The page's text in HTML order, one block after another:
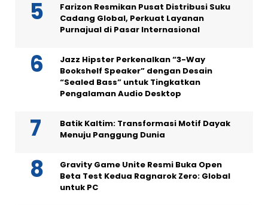
Farizon Resmikan Pusat Distribusi Suku
Cadang Global, Perkuat Layanan
Purnajual di Pasar Internasional
Jazz Hipster Perkenalkan “3-Way
Bookshelf Speaker” dengan Desain
“Sealed Bass” untuk Tingkatkan
Pengalaman Audio Desktop
Batik Kaltim: Transformasi Motif Dayak
Menuju Panggung Dunia
Gravity Game Unite Resmi Buka Open
Beta Test Kedua Ragnarok Zero: Global
untuk PC